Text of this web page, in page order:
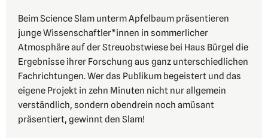
Beim Science Slam unterm Apfelbaum präsentieren
junge Wissenschaftler*innen in sommerlicher
Atmosphäre auf der Streuobstwiese bei Haus Bürgel die
Ergebnisse ihrer Forschung aus ganz unterschiedlichen
Fachrichtungen. Wer das Publikum begeistert und das
eigene Projekt in zehn Minuten nicht nur allgemein
verständlich, sondern obendrein noch amüsant
präsentiert, gewinnt den Slam!